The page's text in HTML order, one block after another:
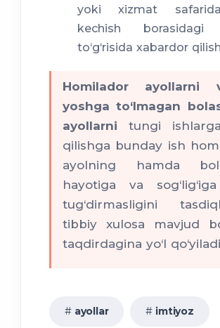
yoki xizmat
kechish borasidagi
to‘g‘risida xabardor
Homilador ayollarni
yoshga to‘lmagan
ayollarni tungi
qilishga bunday ish
ayolning hamda
hayotiga va
tug‘dirmasligini
tibbiy xulosa mavjud
taqdirdagina yo‘l
ayollar imtiyoz